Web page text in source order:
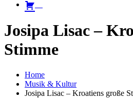
Josipa Lisac –
Stimme
Home
Musik & Kultur
Josipa Lisac – Kroatiens große